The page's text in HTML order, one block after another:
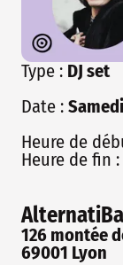
Type : DJ set
Date : Samedi
Heure de
Heure de fin :
126 montée
69001 Lyon